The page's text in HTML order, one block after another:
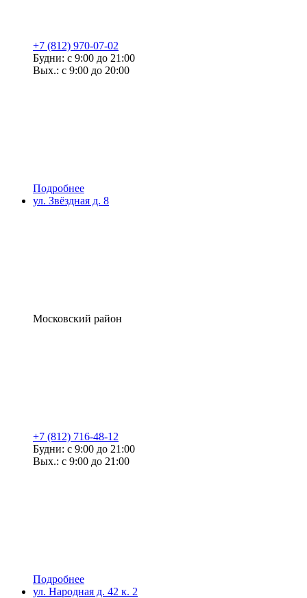
+7 (812) 970-07-02
Будни: с 9:00 до 21:00
Вых.: с 9:00 до 20:00
Подробнее
ул. Звёздная д. 8
Московский район
+7 (812) 716-48-12
Будни: с 9:00 до 21:00
Вых.: с 9:00 до 21:00
Подробнее
ул. Народная д. 42 к. 2